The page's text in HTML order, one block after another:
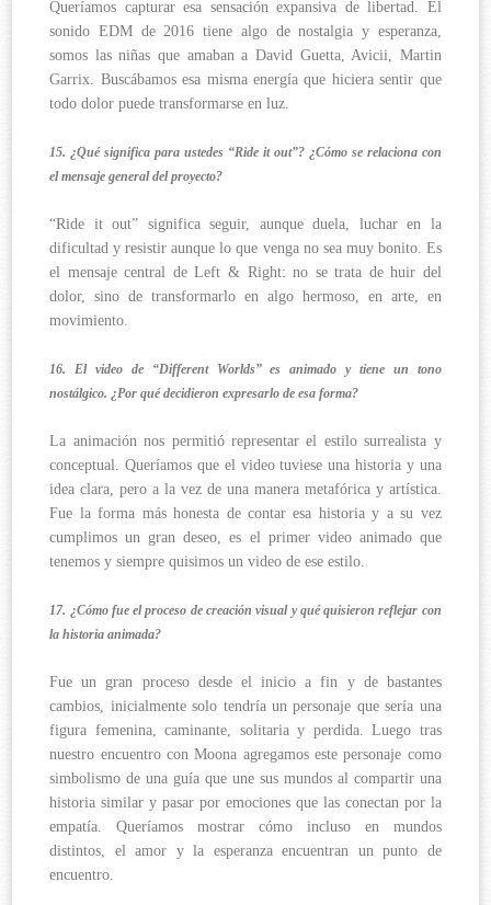
Queríamos capturar esa sensación expansiva de libertad. El
sonido EDM de 2016 tiene algo de nostalgia y esperanza,
somos las niñas que amaban a David Guetta, Avicii, Martin
Garrix. Buscábamos esa misma energía que hiciera sentir que
todo dolor puede transformarse en luz.
15. ¿Qué significa para ustedes “Ride it out”? ¿Cómo se relaciona con
el mensaje general del proyecto?
“Ride it out” significa seguir, aunque duela, luchar en la
dificultad y resistir aunque lo que venga no sea muy bonito. Es
el mensaje central de Left & Right: no se trata de huir del
dolor, sino de transformarlo en algo hermoso, en arte, en
movimiento.
16. El video de “Different Worlds” es animado y tiene un tono
nostálgico. ¿Por qué decidieron expresarlo de esa forma?
La animación nos permitió representar el estilo surrealista y
conceptual. Queríamos que el video tuviese una historia y una
idea clara, pero a la vez de una manera metafórica y artística.
Fue la forma más honesta de contar esa historia y a su vez
cumplimos un gran deseo, es el primer video animado que
tenemos y siempre quisimos un video de ese estilo.
17. ¿Cómo fue el proceso de creación visual y qué quisieron reflejar con
la historia animada?
Fue un gran proceso desde el inicio a fin y de bastantes
cambios, inicialmente solo tendría un personaje que sería una
figura femenina, caminante, solitaria y perdida. Luego tras
nuestro encuentro con Moona agregamos este personaje como
simbolismo de una guía que une sus mundos al compartir una
historia similar y pasar por emociones que las conectan por la
empatía. Queríamos mostrar cómo incluso en mundos
distintos, el amor y la esperanza encuentran un punto de
encuentro.